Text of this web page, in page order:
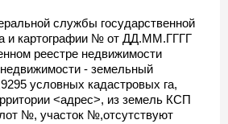
службы государственной
и картографии № от ДД.ММ.ГГГГ
реестре недвижимости
- земельный
условных кадастровых га,
<адрес>, из земель КСП
№, участок №,отсутствуют